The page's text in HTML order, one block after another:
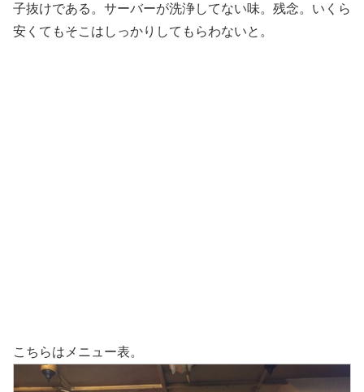
子抜けである。サーバーが洗浄してない味。残念。いくら
安くてもそこはしっかりしてもらわないと。
こちらはメニュー表。